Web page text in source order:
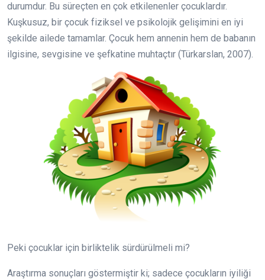
durumdur. Bu süreçten en çok etkilenenler çocuklardır.
Kuşkusuz, bir çocuk fiziksel ve psikolojik gelişimini en iyi
şekilde ailede tamamlar. Çocuk hem annenin hem de babanın
ilgisine, sevgisine ve şefkatine muhtaçtır (Türkarslan, 2007).
Peki çocuklar için birliktelik sürdürülmeli mi?
Araştırma sonuçları göstermiştir ki; sadece çocukların iyiliği